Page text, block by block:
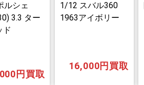
ルシェ
3.3 ター
ド
円買取
1/12 スバル360
1963アイボリー
16,000円買取